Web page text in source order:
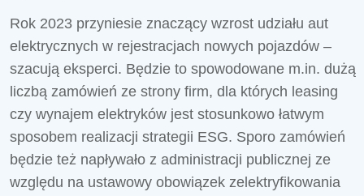
Rok 2023 przyniesie znaczący wzrost udziału aut
elektrycznych w rejestracjach nowych pojazdów –
szacują eksperci. Będzie to spowodowane m.in. dużą
liczbą zamówień ze strony firm, dla których leasing
czy wynajem elektryków jest stosunkowo łatwym
sposobem realizacji strategii ESG. Sporo zamówień
będzie też napływało z administracji publicznej ze
względu na ustawowy obowiązek zelektryfikowania